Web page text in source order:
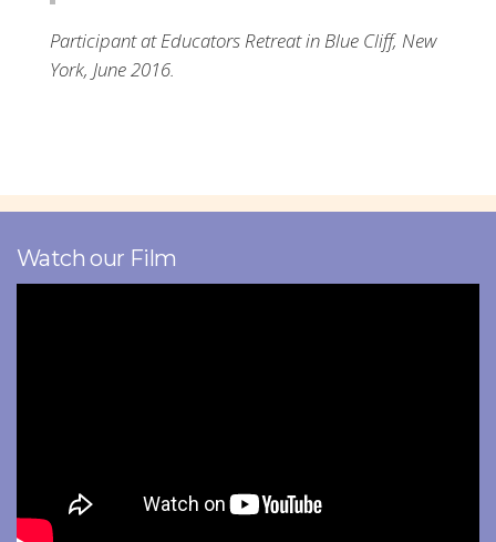
Participant at Educators Retreat in Blue Cliff, New
York, June 2016.
Watch our Film